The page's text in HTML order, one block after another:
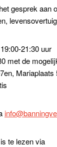
gesprek aan
21:30 uur
met de
te lezen via